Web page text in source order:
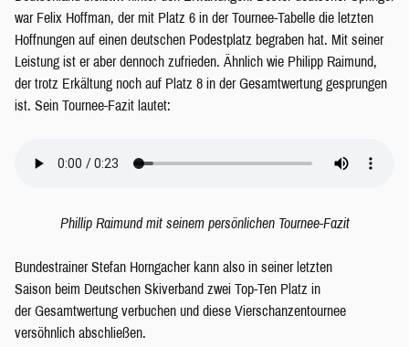
war Felix Hoffman, der mit Platz 6 in der Tournee-Tabelle die letzten
Hoffnungen auf einen deutschen Podestplatz begraben hat. Mit seiner
Leistung ist er aber dennoch zufrieden. Ähnlich wie Philipp Raimund,
der trotz Erkältung noch auf Platz 8 in der Gesamtwertung gesprungen
ist. Sein Tournee-Fazit lautet:
Phillip Raimund mit seinem persönlichen Tournee-Fazit
Bundestrainer Stefan Horngacher kann also in seiner letzten
Saison beim Deutschen Skiverband zwei Top-Ten Platz in
der Gesamtwertung verbuchen und diese Vierschanzentournee
versöhnlich abschließen.